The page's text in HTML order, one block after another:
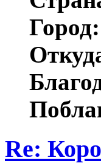
Город:
Re: